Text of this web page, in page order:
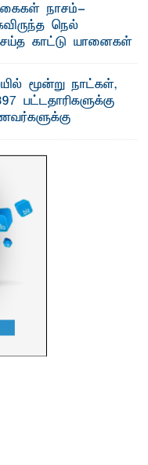
நாசம்-
நெல்
காட்டு யானைகள்
மூன்று நாட்கள்,
பட்டதாரிகளுக்கு